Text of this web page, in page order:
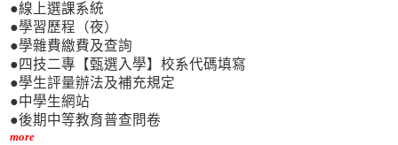
●線上選課系統
●學習歷程（夜）
●學雜費繳費及查詢
●四技二專【甄選入學】校系代碼填寫
●學生評量辦法及補充規定
●中學生網站
●後期中等教育普查問卷
more